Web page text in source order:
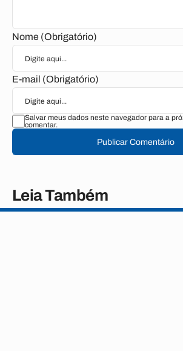
Nome (Obrigatório)
E-mail (Obrigatório)
Salvar meus dados neste navegador para a
comentar.
Publicar Comentário
Leia Também